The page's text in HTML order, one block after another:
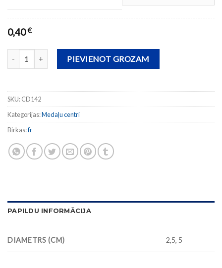
0,40€
Medaļas centrs D142 daudzumsPIEVIENOT GROZAM
SKU:CD142
Kategorijas:Medaļu centri
Birkas:fr
PAPILDU INFORMĀCIJA
DIAMETRS (CM) 2,5, 5